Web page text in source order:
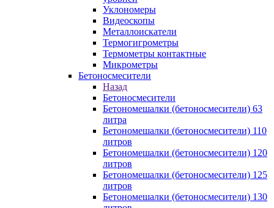
Уклономеры
Видеоскопы
Металлоискатели
Термогигрометры
Термометры контактные
Микрометры
Бетоносмесители
Назад
Бетоносмесители
Бетономешалки (бетоносмесители) 63
литра
Бетономешалки (бетоносмесители) 110
литров
Бетономешалки (бетоносмесители) 120
литров
Бетономешалки (бетоносмесители) 125
литров
Бетономешалки (бетоносмесители) 130